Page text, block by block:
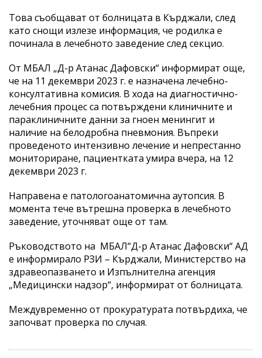
Това съобщават от болницата в Кърджали, след
като снощи излезе информация, че родилка е
починала в лечебното заведение след секцио.
От МБАЛ „Д-р Атанас Дафовски“ информират още,
че на 11 декември 2023 г. е назначена лечебно-
консултативна комисия. В хода на диагностично-
лечебния процес са потвърждени клиничните и
параклиничните данни за гноен менингит и
наличие на белодробна пневмония. Въпреки
проведеното интензивно лечение и непрестанно
мониториране, пациентката умира вчера, на 12
декември 2023 г.
Направена е патологоанатомична аутопсия. В
момента тече вътрешна проверка в лечебното
заведение, уточняват още от там.
Ръководството на МБАЛ“Д-р Атанас Дафовски“ АД
е информирало РЗИ – Кърджали, Министерство на
здравеопазването и Изпълнителна агенция
„Медицински надзор“, информират от болницата.
Междувременно от прокуратурата потвърдиха, че
започват проверка по случая.